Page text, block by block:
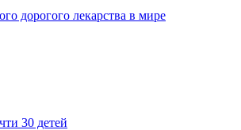
дорогого лекарства в мире
30 детей